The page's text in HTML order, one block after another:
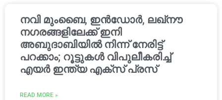
നവി മുംബൈ, ഇൻഡോർ, ലഖ്നൗ
നഗരങ്ങളിലേക്ക് ഇനി
അബുദാബിയിൽ നിന്ന് നേരിട്ട്
പറക്കാം; റൂട്ടുകൾ വിപുലീകരിച്ച്
എയർ ഇന്ത്യ എക്സ് പ്രസ്
READ MORE »